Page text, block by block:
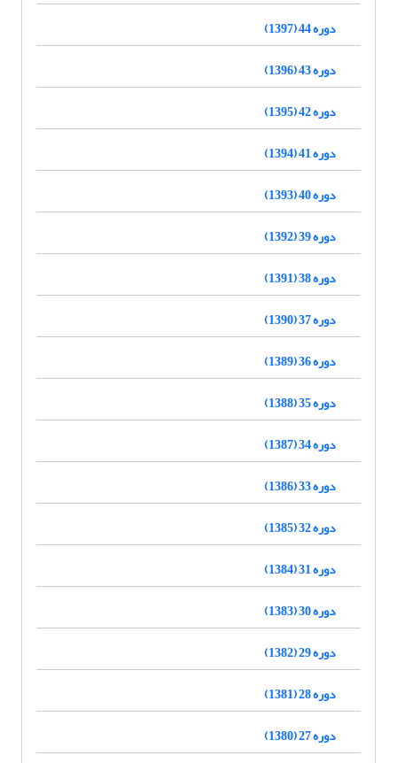
دوره 44 (1397)
دوره 43 (1396)
دوره 42 (1395)
دوره 41 (1394)
دوره 40 (1393)
دوره 39 (1392)
دوره 38 (1391)
دوره 37 (1390)
دوره 36 (1389)
دوره 35 (1388)
دوره 34 (1387)
دوره 33 (1386)
دوره 32 (1385)
دوره 31 (1384)
دوره 30 (1383)
دوره 29 (1382)
دوره 28 (1381)
دوره 27 (1380)